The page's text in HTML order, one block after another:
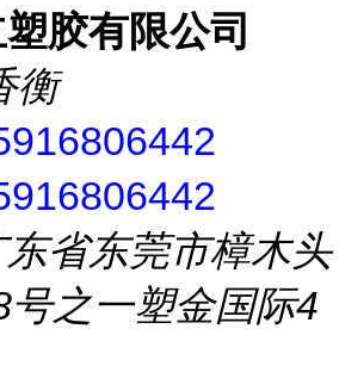
胶有限公司
衡
省东莞市樟木头
号之一塑金国际4